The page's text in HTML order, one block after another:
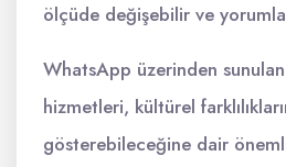
ölçüde değişebilir ve
WhatsApp üzerinden
hizmetleri, kültürel
gösterebileceğine dair